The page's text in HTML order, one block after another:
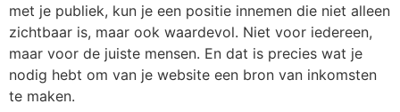
met je publiek, kun je een positie innemen die niet alleen
zichtbaar is, maar ook waardevol. Niet voor iedereen,
maar voor de juiste mensen. En dat is precies wat je
nodig hebt om van je website een bron van inkomsten
te maken.